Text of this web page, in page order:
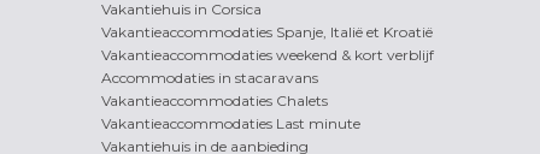
Vakantiehuis in Corsica
Vakantieaccommodaties Spanje, Italië et Kroatië
Vakantieaccommodaties weekend & kort verblijf
Accommodaties in stacaravans
Vakantieaccommodaties Chalets
Vakantieaccommodaties Last minute
Vakantiehuis in de aanbieding